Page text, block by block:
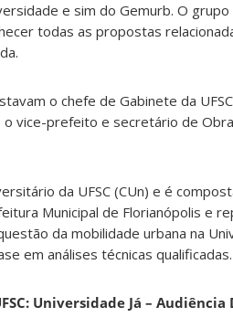
e sim do Gemurb. O
todas as propostas
o chefe de Gabinete da
vice-prefeito e secretário de
da UFSC (CUn) e é
Municipal de Florianópolis e
da mobilidade urbana na
em análises técnicas qualificadas.
Universidade Já –